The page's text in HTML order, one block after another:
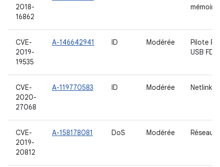
2018-
16862
mémoire
CVE-
2019-
19535
A-146642941 ID Modérée
Pilote
USB FD
CVE-
2020-
27068
A-119770583 ID Modérée Netlink
CVE-
2019-
20812
A-158178081 DoS Modérée Réseau